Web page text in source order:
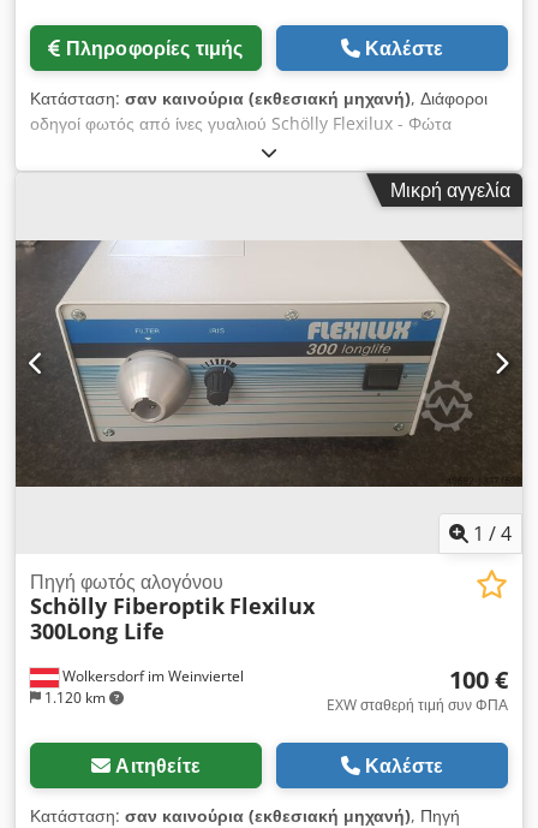
Πληροφορίες τιμής Καλέστε
Κατάσταση: σαν καινούρια (εκθεσιακή μηχανή), Διάφοροι
οδηγοί φωτός από ίνες γυαλιού Schölly Flexilux - Φώτα
δακτυλίου - Γκουσένκ - Μονός οδηγός φωτός Dcsdpfx Alsfr T
Ihjwek Από € 100,-- /τεμ (μονό LL) έως € 350,-- (δακτύλιος
φωτός μεγάλος) Τιμές EXW, έκπτωση ποσότητας δυνατή
Μικρή αγγελία
1 /4
Wolkersdorf im Weinviertel
1.120 km
Πηγή φωτός αλογόνου
Schölly Fiberoptik Flexilux
300Long Life
100 €
EXW σταθερή τιμή συν ΦΠΑ
Αιτηθείτε Καλέστε
Κατάσταση: σαν καινούρια (εκθεσιακή μηχανή), Πηγή